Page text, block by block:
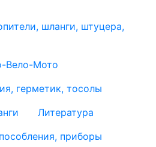
шланги, штуцера,
Вело-Мото
герметик, тосолы
Литература
приборы